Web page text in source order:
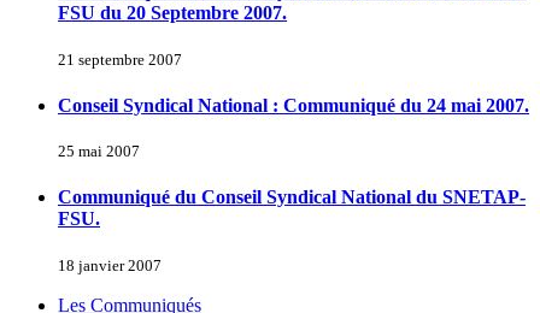
FSU du 20 Septembre 2007.
21 septembre 2007
Conseil Syndical National : Communiqué du 24 mai 2007.
25 mai 2007
Communiqué du Conseil Syndical National du SNETAP-
FSU.
18 janvier 2007
Les Communiqués